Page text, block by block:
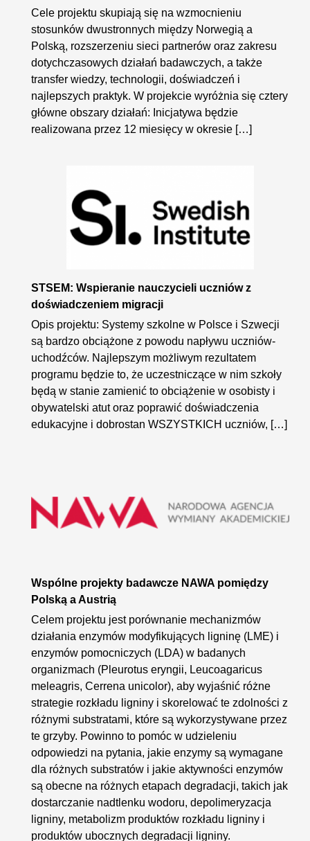
Cele projektu skupiają się na wzmocnieniu
stosunków dwustronnych między Norwegią a
Polską, rozszerzeniu sieci partnerów oraz zakresu
dotychczasowych działań badawczych, a także
transfer wiedzy, technologii, doświadczeń i
najlepszych praktyk. W projekcie wyróżnia się cztery
główne obszary działań: Inicjatywa będzie
realizowana przez 12 miesięcy w okresie […]
STSEM: Wspieranie nauczycieli uczniów z
doświadczeniem migracji
Opis projektu: Systemy szkolne w Polsce i Szwecji
są bardzo obciążone z powodu napływu uczniów-
uchodźców. Najlepszym możliwym rezultatem
programu będzie to, że uczestniczące w nim szkoły
będą w stanie zamienić to obciążenie w osobisty i
obywatelski atut oraz poprawić doświadczenia
edukacyjne i dobrostan WSZYSTKICH uczniów, […]
Wspólne projekty badawcze NAWA pomiędzy
Polską a Austrią
Celem projektu jest porównanie mechanizmów
działania enzymów modyfikujących ligninę (LME) i
enzymów pomocniczych (LDA) w badanych
organizmach (Pleurotus eryngii, Leucoagaricus
meleagris, Cerrena unicolor), aby wyjaśnić różne
strategie rozkładu ligniny i skorelować te zdolności z
różnymi substratami, które są wykorzystywane przez
te grzyby. Powinno to pomóc w udzieleniu
odpowiedzi na pytania, jakie enzymy są wymagane
dla różnych substratów i jakie aktywności enzymów
są obecne na różnych etapach degradacji, takich jak
dostarczanie nadtlenku wodoru, depolimeryzacja
ligniny, metabolizm produktów rozkładu ligniny i
produktów ubocznych degradacji ligniny.